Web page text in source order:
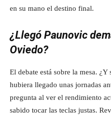
en su mano el destino final.
¿Llegó Paunovic
Oviedo?
El debate está sobre la mesa.
hubiera llegado unas jornadas
pregunta al ver el rendimiento
sabido tocar las teclas justas.